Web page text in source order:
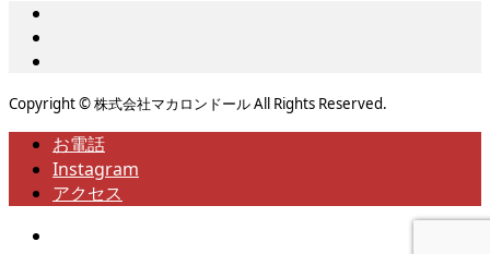
Copyright © 株式会社マカロンドール All Rights Reserved.
お電話
Instagram
アクセス